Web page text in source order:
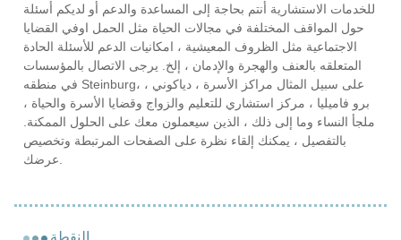
للخدمات الاستشارية أنتم بحاجة إلى المساعدة والدعم أو لديكم أسئلة
حول المواقف المختلفة في مجالات الحياة مثل الحمل اوفي القضايا
الاجتماعية مثل الظروف المعيشية ، امكانيات الدعم للأسئلة الحادة
المتعلقه بالعنف والهجرة والإدمان ، إلخ. يرجى الاتصال بالمؤسسات
في منطقه Steinburg، على سبيل المثال مراكز الأسرة ، دياكوني ،
برو فاميليا ، مركز استشاري للتعليم والزواج وقضايا الأسرة والحياة ،
ملجأ النساء وما إلى ذلك ، الذين سيعملون معك على الحلول الممكنة.
بالتفصيل ، يمكنك إلقاء نظرة على الصفحات المرتبطة وتخصيص